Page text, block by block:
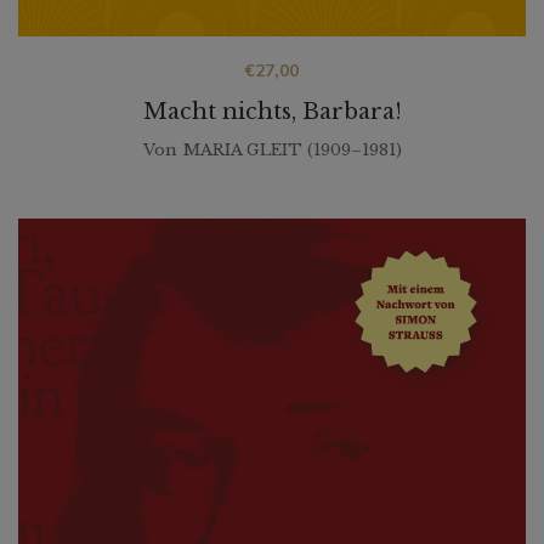
Macht nichts, Barbara!
€27,00
Von MARIA GLEIT (1909–1981)